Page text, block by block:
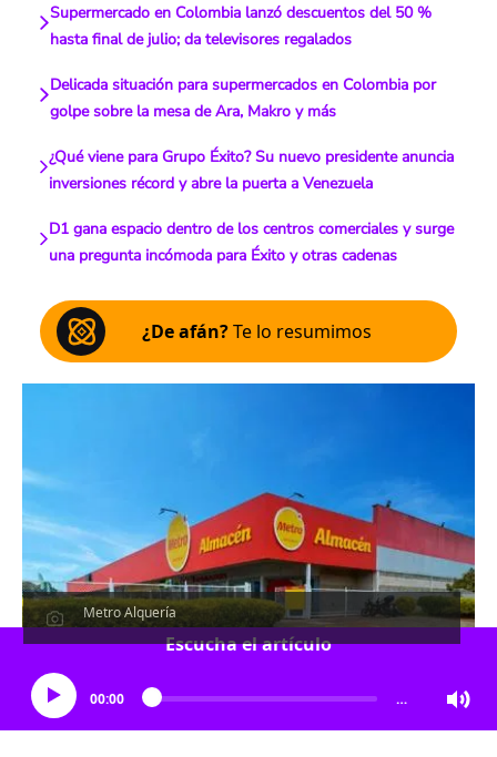
Supermercado en Colombia lanzó descuentos del 50 %
hasta final de julio; da televisores regalados
Delicada situación para supermercados en Colombia por
golpe sobre la mesa de Ara, Makro y más
¿Qué viene para Grupo Éxito? Su nuevo presidente anuncia
inversiones récord y abre la puerta a Venezuela
D1 gana espacio dentro de los centros comerciales y surge
una pregunta incómoda para Éxito y otras cadenas
¿De afán?Te lo resumimos
Metro Alquería
Escucha el artículo
00:00 …